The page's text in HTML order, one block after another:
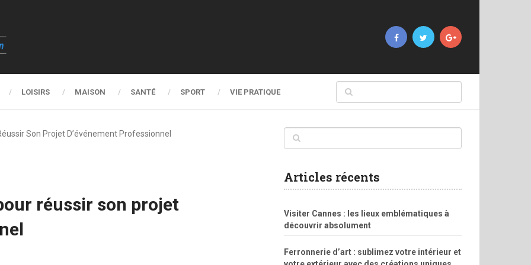
LOISIRS MAISON SANTÉ SPORT VIE PRATIQUE
Son Projet D’événement Professionnel
réussir son projet
Articles récents
Visiter Cannes : les lieux emblématiques à
découvrir absolument
Ferronnerie d’art : sublimez votre intérieur et